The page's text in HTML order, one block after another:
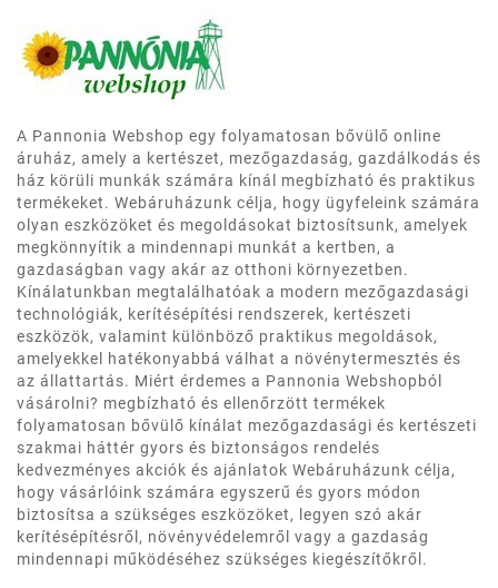
A Pannonia Webshop egy folyamatosan bővülő online
áruház, amely a kertészet, mezőgazdaság, gazdálkodás és
ház körüli munkák számára kínál megbízható és praktikus
termékeket. Webáruházunk célja, hogy ügyfeleink számára
olyan eszközöket és megoldásokat biztosítsunk, amelyek
megkönnyítik a mindennapi munkát a kertben, a
gazdaságban vagy akár az otthoni környezetben.
Kínálatunkban megtalálhatóak a modern mezőgazdasági
technológiák, kerítésépítési rendszerek, kertészeti
eszközök, valamint különböző praktikus megoldások,
amelyekkel hatékonyabbá válhat a növénytermesztés és
az állattartás. Miért érdemes a Pannonia Webshopból
vásárolni? megbízható és ellenőrzött termékek
folyamatosan bővülő kínálat mezőgazdasági és kertészeti
szakmai háttér gyors és biztonságos rendelés
kedvezményes akciók és ajánlatok Webáruházunk célja,
hogy vásárlóink számára egyszerű és gyors módon
biztosítsa a szükséges eszközöket, legyen szó akár
kerítésépítésről, növényvédelemről vagy a gazdaság
mindennapi működéséhez szükséges kiegészítőkről.